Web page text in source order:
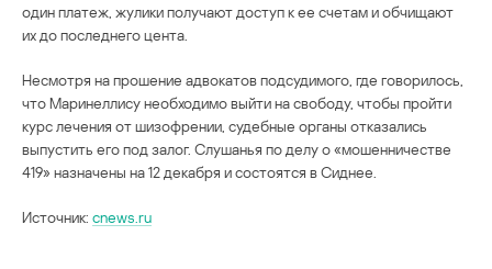
один платеж, жулики получают доступ к ее счетам и обчищают
их до последнего цента.
Несмотря на прошение адвокатов подсудимого, где говорилось,
что Маринеллису необходимо выйти на свободу, чтобы пройти
курс лечения от шизофрении, судебные органы отказались
выпустить его под залог. Слушанья по делу о «мошенничестве
419» назначены на 12 декабря и состоятся в Сиднее.
Источник: cnews.ru